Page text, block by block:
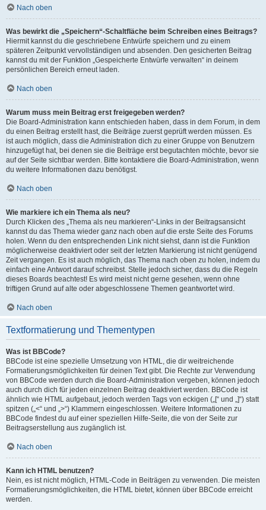
Nach oben
Was bewirkt die „Speichern“-Schaltfläche beim Schreiben eines Beitrags?
Hiermit kannst du die geschriebene Entwürfe speichern und zu einem
späteren Zeitpunkt vervollständigen und absenden. Den gesicherten Beitrag
kannst du mit der Funktion „Gespeicherte Entwürfe verwalten“ in deinem
persönlichen Bereich erneut laden.
Nach oben
Warum muss mein Beitrag erst freigegeben werden?
Die Board-Administration kann entschieden haben, dass in dem Forum, in dem
du einen Beitrag erstellt hast, die Beiträge zuerst geprüft werden müssen. Es
ist auch möglich, dass die Administration dich zu einer Gruppe von Benutzern
hinzugefügt hat, bei denen sie die Beiträge erst begutachten möchte, bevor sie
auf der Seite sichtbar werden. Bitte kontaktiere die Board-Administration, wenn
du weitere Informationen dazu benötigst.
Nach oben
Wie markiere ich ein Thema als neu?
Durch Klicken des „Thema als neu markieren“-Links in der Beitragsansicht
kannst du das Thema wieder ganz nach oben auf die erste Seite des Forums
holen. Wenn du den entsprechenden Link nicht siehst, dann ist die Funktion
möglicherweise deaktiviert oder seit der letzten Markierung ist nicht genügend
Zeit vergangen. Es ist auch möglich, das Thema nach oben zu holen, indem du
einfach eine Antwort darauf schreibst. Stelle jedoch sicher, dass du die Regeln
dieses Boards beachtest! Es wird meist nicht gerne gesehen, wenn ohne
triftigen Grund auf alte oder abgeschlossene Themen geantwortet wird.
Nach oben
Textformatierung und Thementypen
Was ist BBCode?
BBCode ist eine spezielle Umsetzung von HTML, die dir weitreichende
Formatierungsmöglichkeiten für deinen Text gibt. Die Rechte zur Verwendung
von BBCode werden durch die Board-Administration vergeben, können jedoch
auch durch dich für jeden einzelnen Beitrag deaktiviert werden. BBCode ist
ähnlich wie HTML aufgebaut, jedoch werden Tags von eckigen („[“ und „]“) statt
spitzen („<“ und „>“) Klammern eingeschlossen. Weitere Informationen zu
BBCode findest du auf einer speziellen Hilfe-Seite, die von der Seite zur
Beitragserstellung aus zugänglich ist.
Nach oben
Kann ich HTML benutzen?
Nein, es ist nicht möglich, HTML-Code in Beiträgen zu verwenden. Die meisten
Formatierungsmöglichkeiten, die HTML bietet, können über BBCode erreicht
werden.